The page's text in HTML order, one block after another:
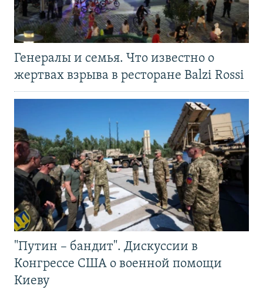
Генералы и семья. Что известно о
жертвах взрыва в ресторане Balzi Rossi
"Путин – бандит". Дискуссии в
Конгрессе США о военной помощи
Киеву